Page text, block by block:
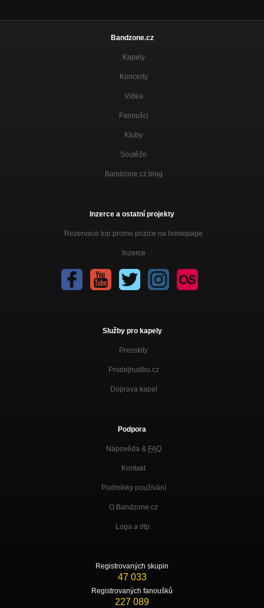
Bandzone.cz
Kapely
Koncerty
Videa
Fanoušci
Kluby
Soutěže
Bandzone.cz blog
Inzerce a ostatní projekty
Rezervace top promo pozice na homepage
Inzerce
Služby pro kapely
Presskity
Prodejhudbu.cz
Doprava kapel
Podpora
Nápověda & FAQ
Kontakt
Podmínky používání
O Bandzone.cz
Loga a dtp.
Registrovaných skupin
47 033
Registrovaných fanoušků
227 089